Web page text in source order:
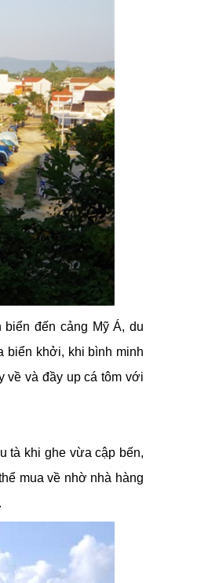
đến cảng Mỹ Á, du
biển khởi, khi bình minh
về và đầy up cá tôm với
tà khi ghe vừa cập bến,
mua về nhờ nhà hàng